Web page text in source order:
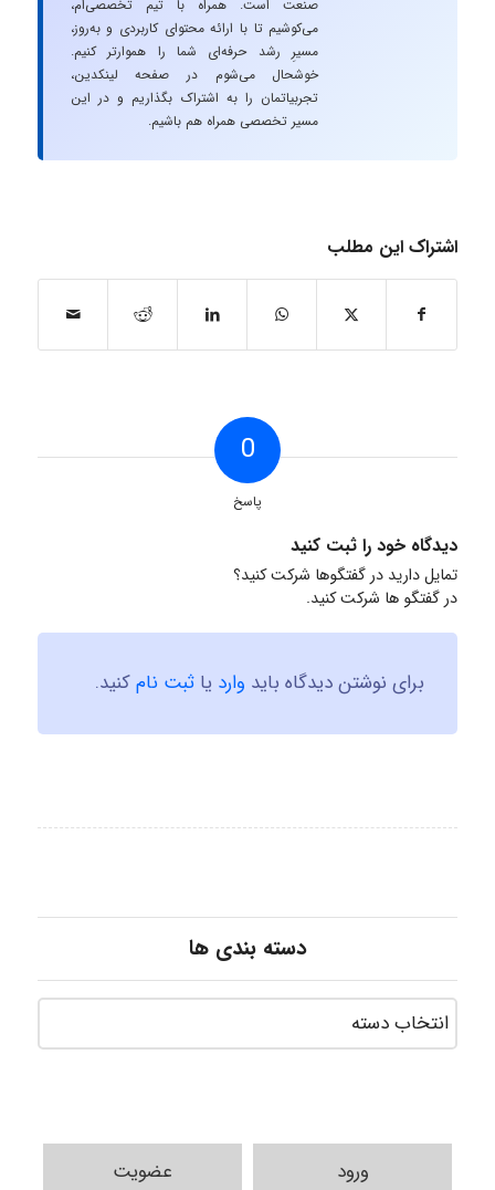
صنعت است. همراه با تیم تخصصی‌ام،
می‌کوشیم تا با ارائه محتوای کاربردی و به‌روز،
مسیرِ رشد حرفه‌ای شما را هموارتر کنیم.
خوشحال می‌شوم در صفحه لینکدین،
تجربیاتمان را به اشتراک بگذاریم و در این
مسیر تخصصی همراه هم باشیم.
اشتراک این مطلب
0
پاسخ
دیدگاه خود را ثبت کنید
تمایل دارید در گفتگوها شرکت کنید؟
در گفتگو ها شرکت کنید.
برای نوشتن دیدگاه باید وارد یا ثبت نامکنید.
دسته بندی ها
ورود عضویت